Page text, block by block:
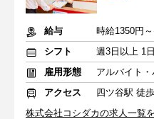
給与
シフト
雇用形態
アルバイト・
アクセス
四ツ谷駅 徒
株式会社コシダカの求人一覧